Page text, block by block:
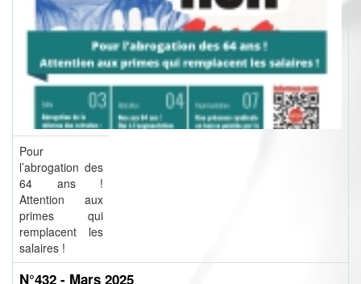
Pour
l’abrogation des
64 ans !
Attention aux
primes qui
remplacent les
salaires !
N°432 - Mars 2025